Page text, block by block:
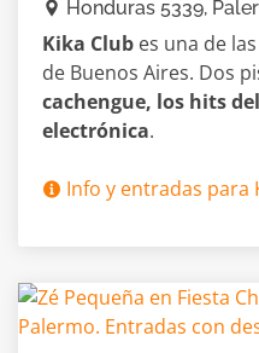
Honduras 5339,
Kika Club es una de
de Buenos Aires. Dos
cachengue, los hits
electrónica.
Info y entradas para